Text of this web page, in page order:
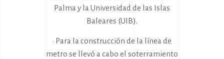
Palma y la Universidad de las Islas
Baleares (UIB).
• Para la construcción de la línea de
metro se llevó a cabo el soterramiento